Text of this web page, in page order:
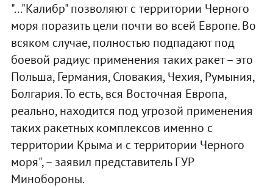
"..."Калибр" позволяют с территории Черного
моря поразить цели почти во всей Европе. Во
всяком случае, полностью подпадают под
боевой радиус применения таких ракет – это
Польша, Германия, Словакия, Чехия, Румыния,
Болгария. То есть, вся Восточная Европа,
реально, находится под угрозой применения
таких ракетных комплексов именно с
территории Крыма и с территории Черного
моря", – заявил представитель ГУР
Минобороны.